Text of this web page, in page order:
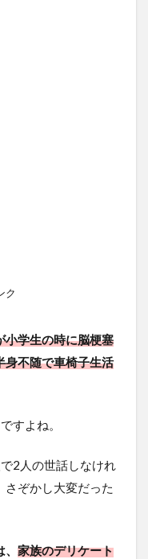
ク
小学生の時に脳梗塞
身不随で車椅子生活
すよね。
2人の世話しなけれ
さぞかし大変だった
家族のデリケート